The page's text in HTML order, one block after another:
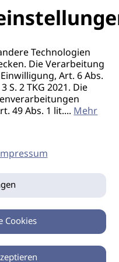
Technologien
Die Verarbeitung
Art. 6 Abs.
S. 2 TKG 2021. Die
49 Abs. 1 lit....Mehr
Cookies